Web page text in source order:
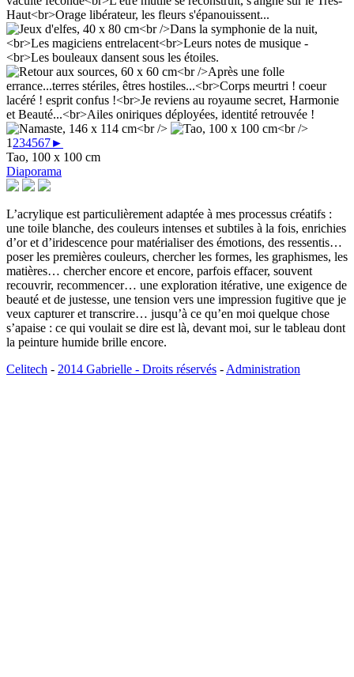
1 234567►
Tao, 100 x 100 cm
Diaporama
L’acrylique est particulièrement adaptée à mes processus créatifs :
une toile blanche, des couleurs intenses et subtiles à la fois, enrichies
d’or et d’iridescence pour matérialiser des émotions, des ressentis…
poser les premières couleurs, chercher les formes, les graphismes, les
matières… chercher encore et encore, parfois effacer, souvent
recouvrir, recommencer… une exploration itérative, une exigence de
beauté et de justesse, une tension vers une impression fugitive que je
veux capturer et transcrire… jusqu’à ce qu’en moi quelque chose
s’apaise : ce qui voulait se dire est là, devant moi, sur le tableau dont
la peinture humide brille encore.
Celitech - 2014 Gabrielle - Droits réservés - Administration